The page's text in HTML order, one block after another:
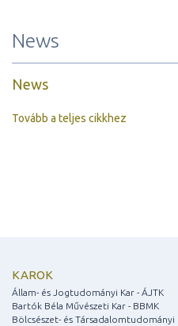
News
News
Tovább a teljes cikkhez
KAROK
Állam- és Jogtudományi Kar - ÁJTK
Bartók Béla Művészeti Kar - BBMK
Bölcsészet- és Társadalomtudományi